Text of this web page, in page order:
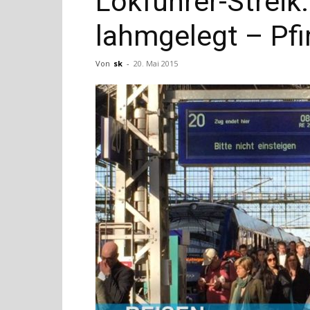
lahmgelegt –
Von sk - 20. Mai 2015